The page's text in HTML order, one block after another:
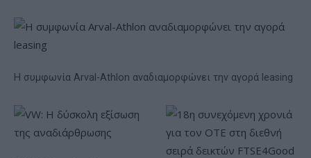
Η συμφωνία Arval-Athlon αναδιαμορφώνει την αγορά leasing